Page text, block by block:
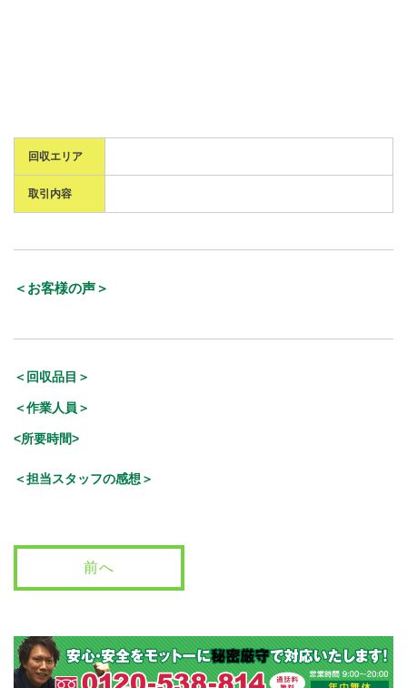
回収エリア
取引内容
＜お客様の声＞
＜回収品目＞
＜作業人員＞
<所要時間>
＜担当スタッフの感想＞
前へ